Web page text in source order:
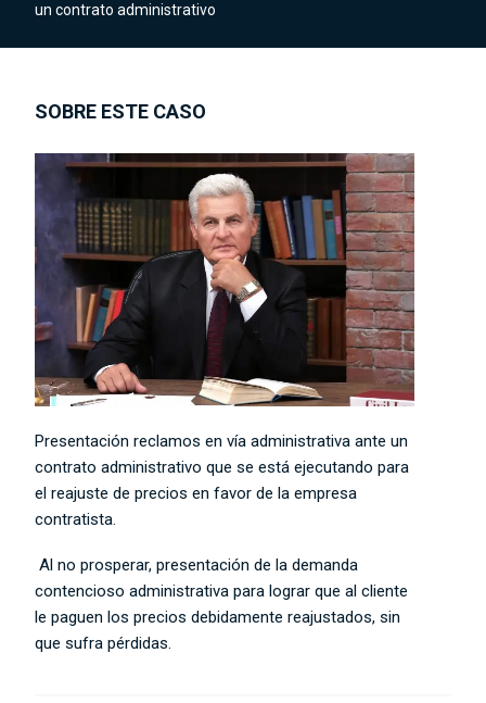
un contrato administrativo
SOBRE ESTE CASO
Presentación reclamos en vía administrativa ante un
contrato administrativo que se está ejecutando para
el reajuste de precios en favor de la empresa
contratista.
Al no prosperar, presentación de la demanda
contencioso administrativa para lograr que al cliente
le paguen los precios debidamente reajustados, sin
que sufra pérdidas.